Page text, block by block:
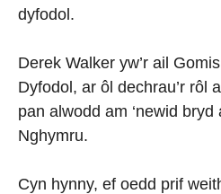
dyfodol.
Derek Walker yw’r ail
Dyfodol, ar ôl dechrau’r rôl
pan alwodd am ‘newid bryd
Nghymru.
Cyn hynny, ef oedd prif